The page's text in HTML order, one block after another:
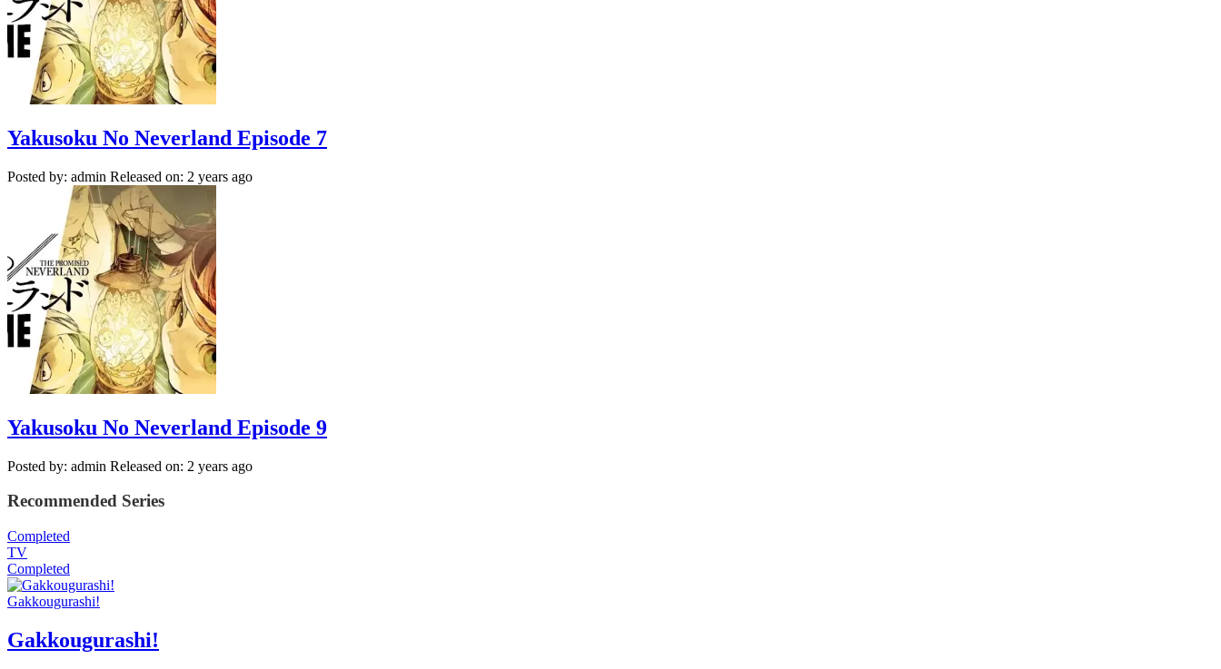
Yakusoku No Neverland Episode 7
Posted by: admin Released on: 2 years ago
Yakusoku No Neverland Episode 9
Posted by: admin Released on: 2 years ago
Recommended Series
Completed
TV
Completed
Gakkougurashi!
Gakkougurashi!